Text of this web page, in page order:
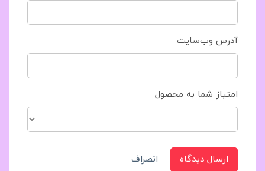
آدرس وب‌سایت
امتیاز شما به محصول
ارسال دیدگاه انصراف